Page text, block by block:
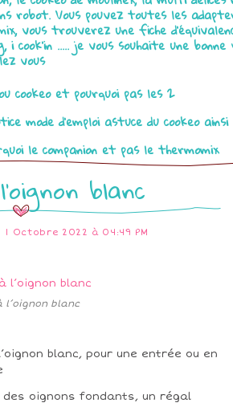
robot. Vous pouvez toutes les
vous trouverez une fiche
i cook'in ..... je vous souhaite une
vous
cookeo et pourquoi pas les 2
mode d’emploi astuce du cookeo
le companion et pas le thermomix
blanc
1 Octobre 2022 à 04:49 PM
l’oignon blanc
blanc, pour une entrée ou en
oignons fondants, un régal